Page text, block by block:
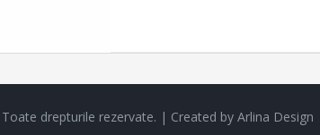
Toate drepturile rezervate. | Created by Arlina Design